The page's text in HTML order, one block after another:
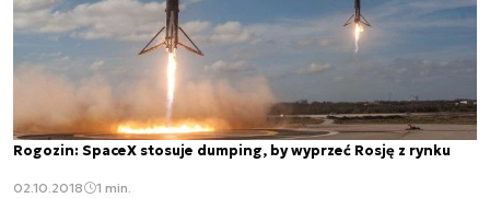
Rogozin: SpaceX stosuje dumping, by wyprzeć Rosję z rynku
02.10.2018 1 min.